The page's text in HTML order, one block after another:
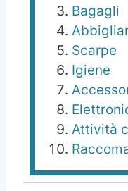
Bagagli
Scarpe
Igiene
Attività